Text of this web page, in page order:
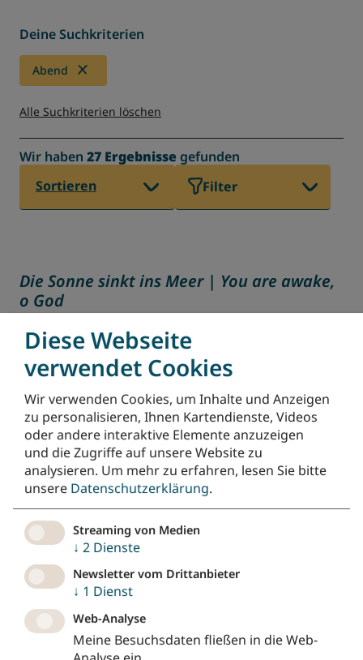
Deine Suchkriterien
Abend
Alle Suchkriterien löschen
Wir haben 27 Ergebnisse gefunden
Sortieren
Filter
Die Sonne sinkt ins Meer | You are awake,
o God
Frieden Segen
Bitte/bitten
Abend
Mehrsprachiger Text
Mehrstimmiges Lied
Gott, dein Segen geht mit uns
Nr. 25 •Kinderkirchenlieder "Immer und überall"
(ELKB)
Abend
Besonders für Kinder geeignet
Gesang-Liedruf-Singvers
Mein schönste Zier und Kleinod bist
Nr. 473 Evangelisches Gesangbuch
Diese Webseite
verwendet Cookies
Wir verwenden Cookies, um Inhalte und Anzeigen
zu personalisieren, Ihnen Kartendienste, Videos
oder andere interaktive Elemente anzuzeigen
und die Zugriffe auf unsere Website zu
analysieren. Um mehr zu erfahren, lesen Sie bitte
unsere Datenschutzerklärung.
Streaming von Medien
↓ 2 Dienste
Newsletter vom Drittanbieter
↓ 1 Dienst
Web-Analyse
Meine Besuchsdaten fließen in die Web-